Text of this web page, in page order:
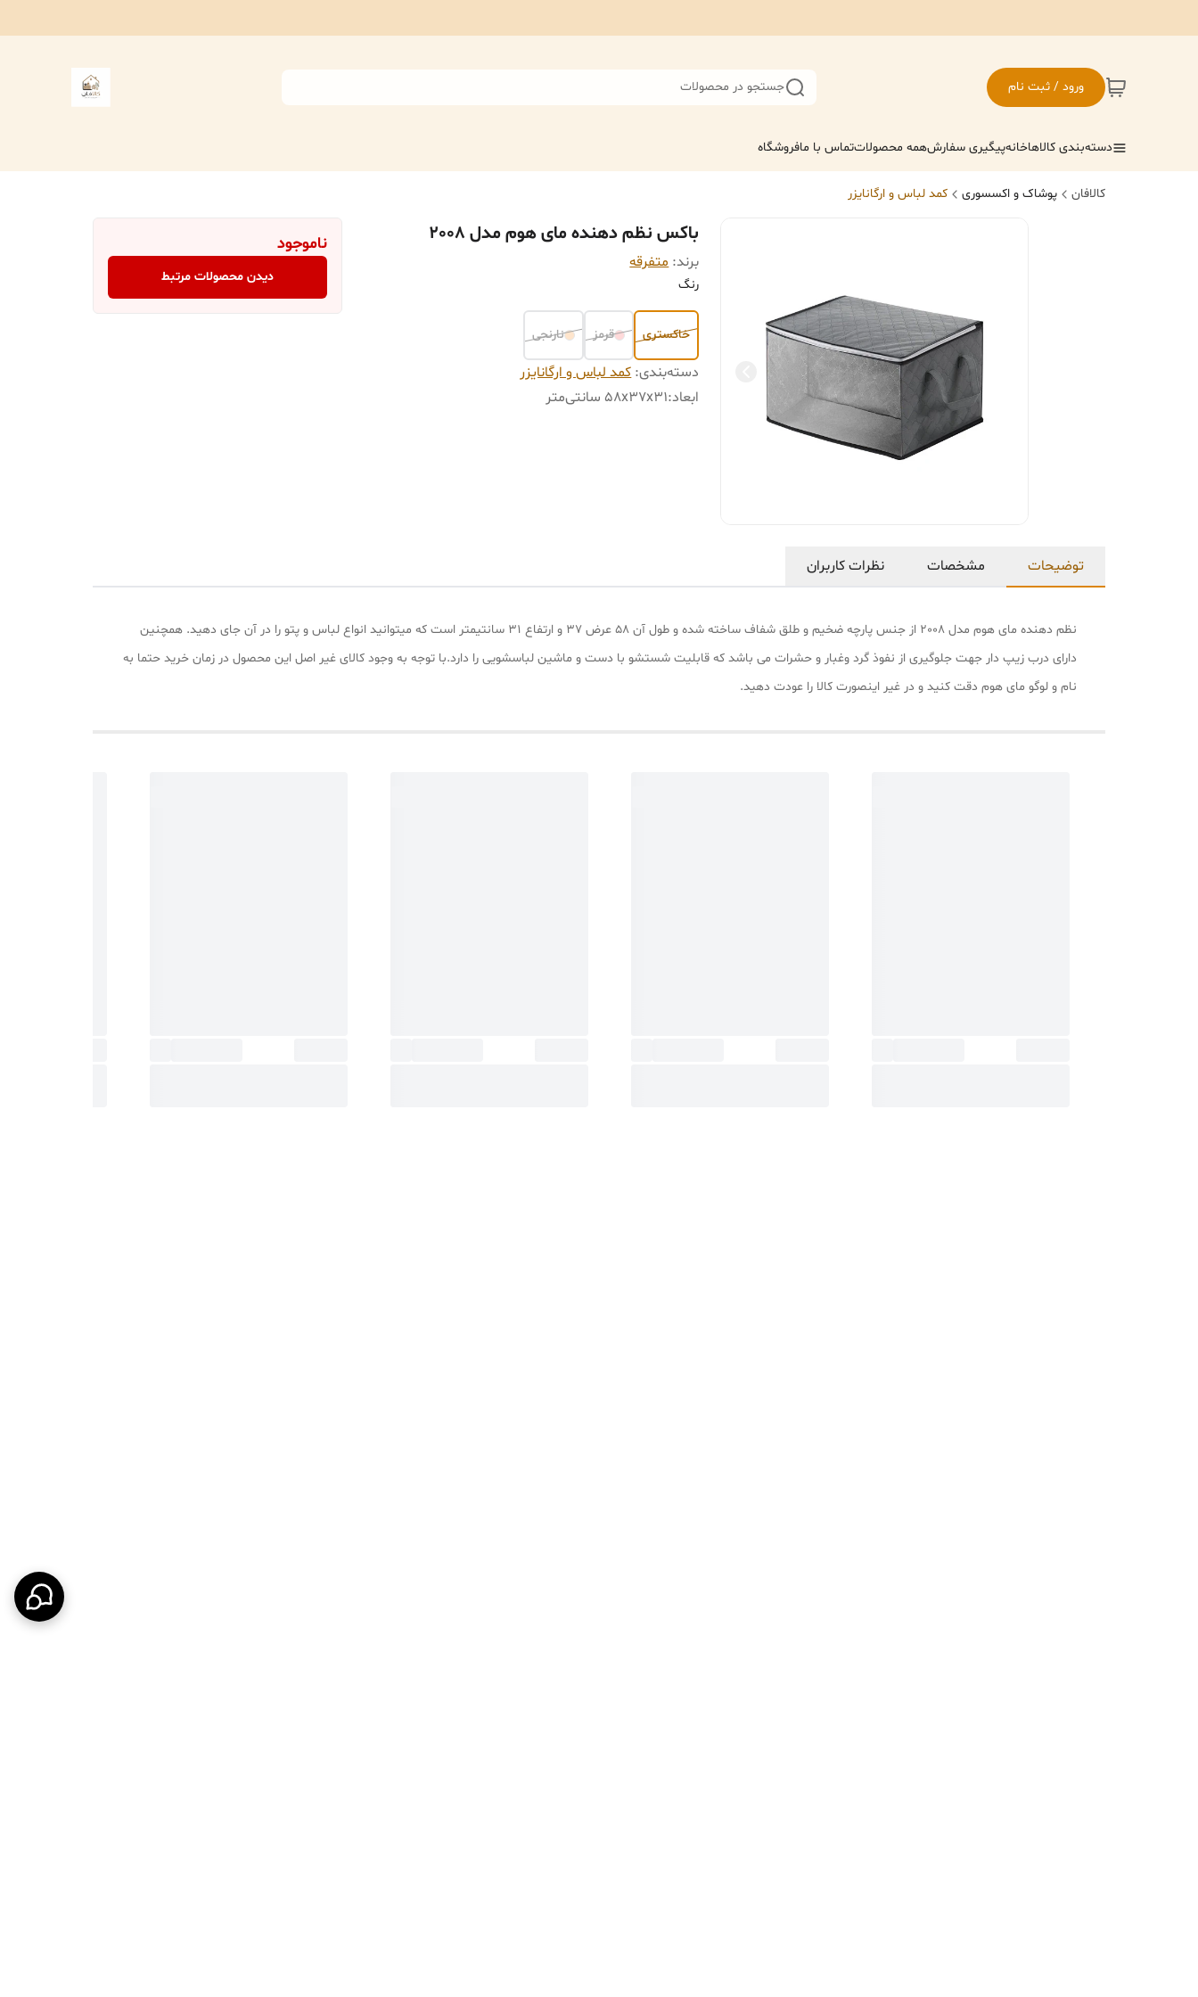
ورود / ثبت نام جستجو در محصولات
دسته‌بندی کالاهاخانهپیگیری سفارشهمه محصولاتتماس با مافروشگاه
کالافان پوشاک و اکسسوری کمد لباس و ارگانایزر
باکس نظم دهنده مای هوم مدل 2008
برند: متفرقه
رنگ
خاکستری قرمز نارنجی
دسته‌بندی:کمد لباس و ارگانایزر
ابعاد:58x37x31 سانتی‌متر
ناموجود
دیدن محصولات مرتبط
توضیحات مشخصات نظرات کاربران
نظم دهنده مای هوم مدل 2008 از جنس پارچه ضخیم و طلق شفاف ساخته شده و طول آن 58 عرض 37 و ارتفاع 31 سانتیمتر است که میتوانید انواع لباس و پتو را در آن جای دهید. همچنین
دارای درب زیپ دار جهت جلوگیری از نفوذ گرد وغبار و حشرات می باشد که قابلیت شستشو با دست و ماشین لباسشویی را دارد.با توجه به وجود کالای غیر اصل این محصول در زمان خرید حتما به
نام و لوگو مای هوم دقت کنید و در غیر اینصورت کالا را عودت دهید.